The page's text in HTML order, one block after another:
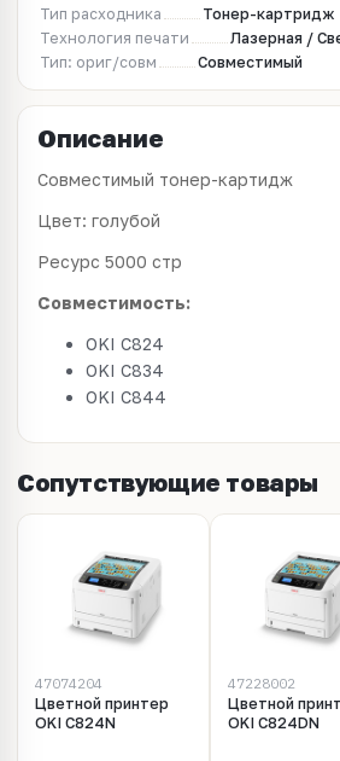
Тип расходника
Тонер-картридж
Технология печати
Лазерная /
Тип: ориг/совм
Совместимый
Описание
Совместимый тонер-картидж
Цвет: голубой
Ресурс 5000 стр
Совместимость:
OKI C824
OKI C834
OKI C844
Сопутствующие товары
47074204
Цветной принтер
OKI C824N
47228002
Цветной
OKI C824DN